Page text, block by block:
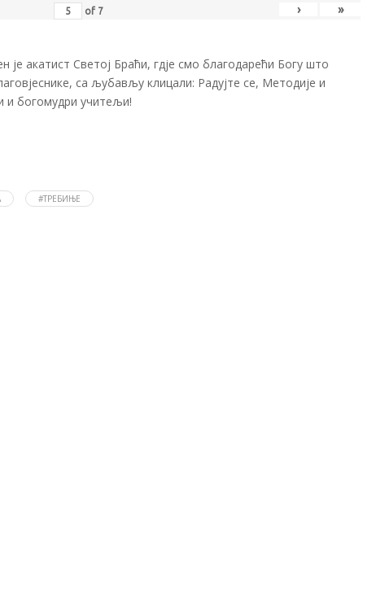
of 7 › »
је акатист Светој Браћи, гдје смо благодарећи Богу што
са љубављу клицали: Радујте се, Методије и
и богомудри учитељи!
#ТРЕБИЊЕ